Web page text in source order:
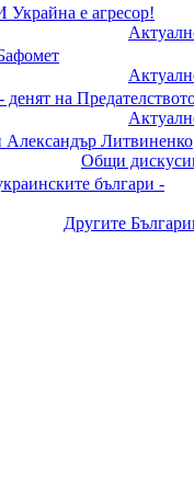
е агресор!
денят на
Александър Литвиненко
Общи
българи -
Другите